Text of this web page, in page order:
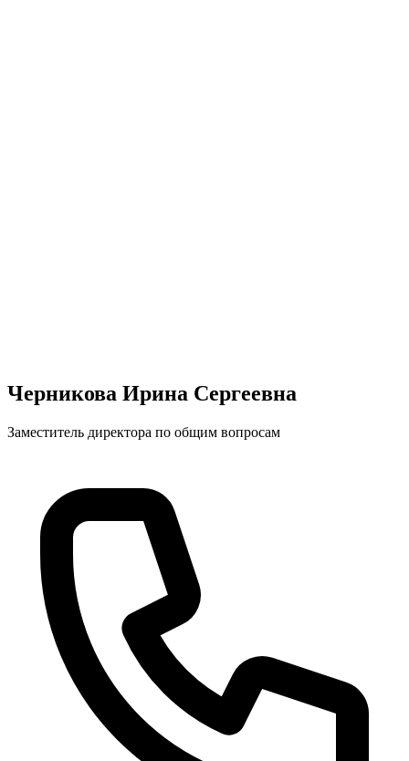
Черникова Ирина Сергеевна
Заместитель директора по общим вопросам